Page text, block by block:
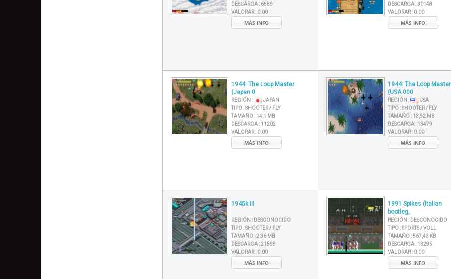
DESCARGA : 6589
VALORAR : 0.00
MÁS INFO
DESCARGA :30148
VALORAR : 0.00
MÁS INFO
1944: The Loop Master
(Japan 0
REGIÓN :
JAPAN
TIPO :SHOOTER / FLY
TAMAÑO : 14,1 MB
DESCARGA : 11202
VALORAR : 0.00
MÁS INFO
1944: The Loop Master
(USA 000
REGIÓN :
USA
TIPO :SHOOTER / FLY
TAMAÑO : 13,92 MB
DESCARGA : 13479
VALORAR : 0.00
MÁS INFO
1945k III
REGIÓN : DESCONOCIDO
TIPO :SHOOTER / FLY
TAMAÑO :2,36 MB
DESCARGA :21599
VALORAR : 0.00
MÁS INFO
1991 Spikes (Italian
bootleg,
REGIÓN : DESCONOCIDO
TIPO :SPORTS / VOLL
TAMAÑO :567,43 KB
DESCARGA : 13295
VALORAR : 0.00
MÁS INFO